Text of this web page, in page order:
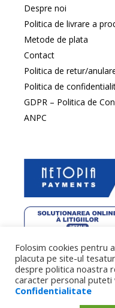
Despre noi
Politica de livrare a
Metode de plata
Contact
Politica de retur/
Politica de
GDPR – Politica de
ANPC
web design by
Folosim cookies pentru
placuta pe site-ul
despre politica noastra
caracter personal puteti
Confidentialitate